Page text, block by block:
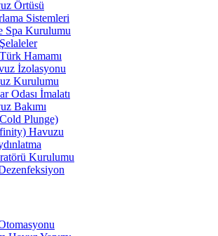
Örtüsü
Sistemleri
Spa Kurulumu
Hamamı
İzolasyonu
Kurulumu
Odası İmalatı
Bakımı
Plunge)
Havuzu
Kurulumu